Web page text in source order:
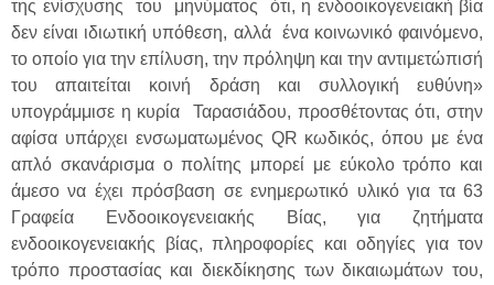
της ενίσχυσης του μηνύματος ότι, η ενδοοικογενειακή βία
δεν είναι ιδιωτική υπόθεση, αλλά ένα κοινωνικό φαινόμενο,
το οποίο για την επίλυση, την πρόληψη και την αντιμετώπισή
του απαιτείται κοινή δράση και συλλογική ευθύνη»
υπογράμμισε η κυρία Ταρασιάδου, προσθέτοντας ότι, στην
αφίσα υπάρχει ενσωματωμένος QR κωδικός, όπου με ένα
απλό σκανάρισμα ο πολίτης μπορεί με εύκολο τρόπο και
άμεσο να έχει πρόσβαση σε ενημερωτικό υλικό για τα 63
Γραφεία Ενδοοικογενειακής Βίας, για ζητήματα
ενδοοικογενειακής βίας, πληροφορίες και οδηγίες για τον
τρόπο προστασίας και διεκδίκησης των δικαιωμάτων του,